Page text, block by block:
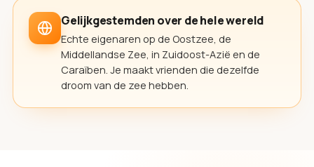
Gelijkgestemden over de hele wereld
Echte eigenaren op de Oostzee, de
Middellandse Zee, in Zuidoost-Azië en de
Caraïben. Je maakt vrienden die dezelfde
droom van de zee hebben.